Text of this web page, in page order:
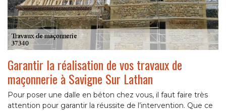
Garantir la réalisation de vos travaux de
maçonnerie à Savigne Sur Lathan
Pour poser une dalle en béton chez vous, il faut faire très
attention pour garantir la réussite de l’intervention. Que ce